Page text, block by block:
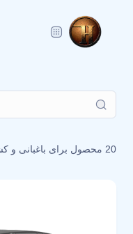
20 محصول برای باغبانی و